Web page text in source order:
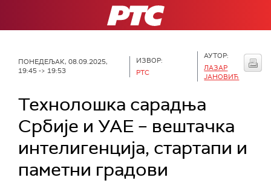
РТС
ПОНЕДЕЉАК, 08.09.2025,
19:45 -> 19:53
ИЗВОР:
РТС
АУТОР:
ЛАЗАР
ЈАНОВИЋ
Технолошка сарадња
Србије и УАЕ – вештачка
интелигенција, стартапи и
паметни градови